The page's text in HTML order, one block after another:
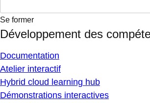
Se former
Développement des
Documentation
Atelier interactif
Hybrid cloud learning hub
Démonstrations interactives